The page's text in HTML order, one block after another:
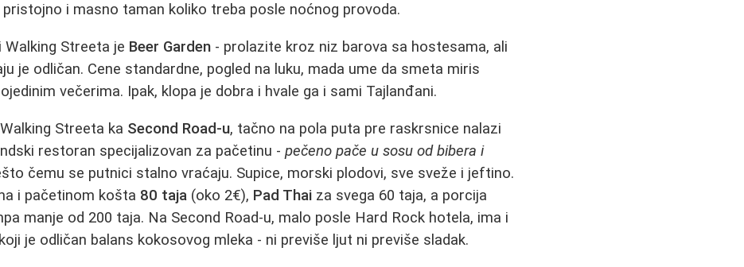
i masno taman koliko treba posle noćnog provoda.
Walking Streeta je Beer Garden - prolazite kroz niz barova sa hostesama, ali
je odličan. Cene standardne, pogled na luku, mada ume da smeta miris
večerima. Ipak, klopa je dobra i hvale ga i sami Tajlanđani.
Streeta ka Second Road-u, tačno na pola puta pre raskrsnice nalazi
restoran specijalizovan za pačetinu -pečeno pače u sosu od bibera i
čemu se putnici stalno vraćaju. Supice, morski plodovi, sve sveže i jeftino.
i pačetinom košta 80 taja (oko 2€), Pad Thai za svega 60 taja, a porcija
manje od 200 taja. Na Second Road-u, malo posle Hard Rock hotela, ima i
je odličan balans kokosovog mleka - ni previše ljut ni previše sladak.